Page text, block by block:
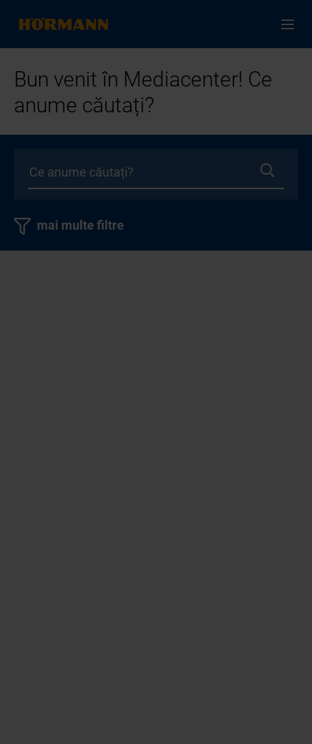
Bun venit în Mediacenter! Ce
anume căutați?
mai multe filtre